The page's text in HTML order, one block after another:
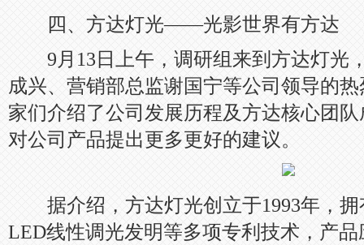
四、方达灯光——光影世界有方达
9月13日上午，调研组来到方达灯光
成兴、营销部总监谢国宁等公司领导的
家们介绍了公司发展历程及方达核心团
对公司产品提出更多更好的建议。
据介绍，方达灯光创立于1993年，拥
LED线性调光发明等多项专利技术，产